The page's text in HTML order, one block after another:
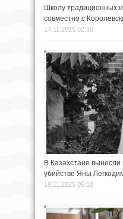
Школу традиционных
совместно с
14.11.2025 02:10
В Казахстане
убийстве Яны
18.11.2025 06:10